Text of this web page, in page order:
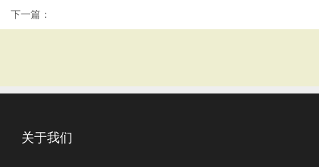
下一篇：
关于我们